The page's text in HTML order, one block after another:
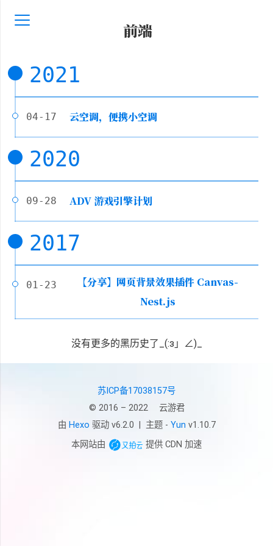
前端
2021
04-17 云空调，便携小空调
2020
09-28 ADV 游戏引擎计划
2017
01-23
【分享】网页背景效果插件 Canvas-
Nest.js
没有更多的黑历史了_(:з」∠)_
苏ICP备17038157号
© 2016 – 2022
云游君
由 Hexo 驱动 v6.2.0 主题 - Yun v1.10.7
本网站由
提供 CDN 加速